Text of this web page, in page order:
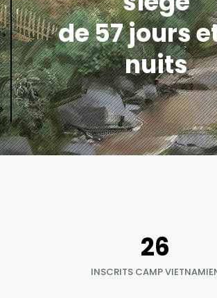
de 57 jours
nuits
29
INSCRITS CAMP